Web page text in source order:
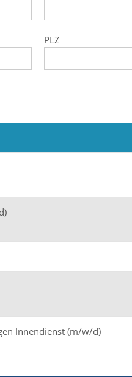
PLZ
Innendienst (m/w/d)